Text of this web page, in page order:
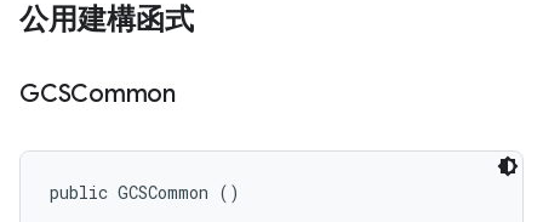
公用建構函式
GCSCommon
public GCSCommon ()